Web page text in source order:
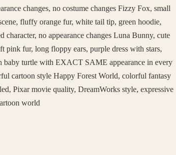
changes, no costume changes Fizzy Fox, small
fluffy orange fur, white tail tip, green hoodie,
no appearance changes Luna Bunny, cute
fur, long floppy ears, purple dress with stars,
baby turtle with EXACT SAME appearance in every
cartoon style Happy Forest World, colorful fantasy
Pixar movie quality, DreamWorks style, expressive
world